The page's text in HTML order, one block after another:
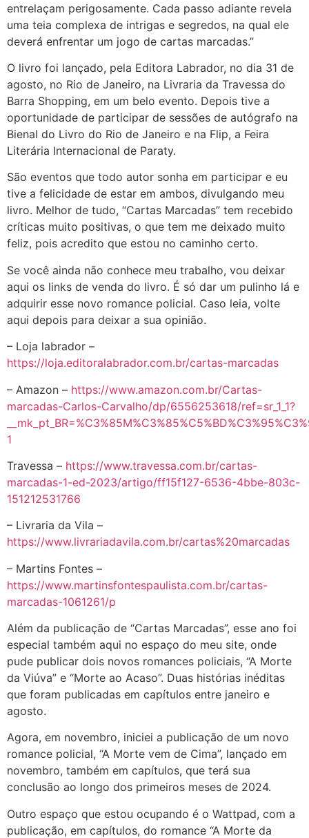
entrelaçam perigosamente. Cada passo adiante revela
uma teia complexa de intrigas e segredos, na qual ele
deverá enfrentar um jogo de cartas marcadas.”
O livro foi lançado, pela Editora Labrador, no dia 31 de
agosto, no Rio de Janeiro, na Livraria da Travessa do
Barra Shopping, em um belo evento. Depois tive a
oportunidade de participar de sessões de autógrafo na
Bienal do Livro do Rio de Janeiro e na Flip, a Feira
Literária Internacional de Paraty.
São eventos que todo autor sonha em participar e eu
tive a felicidade de estar em ambos, divulgando meu
livro. Melhor de tudo, “Cartas Marcadas” tem recebido
críticas muito positivas, o que tem me deixado muito
feliz, pois acredito que estou no caminho certo.
Se você ainda não conhece meu trabalho, vou deixar
aqui os links de venda do livro. É só dar um pulinho lá e
adquirir esse novo romance policial. Caso leia, volte
aqui depois para deixar a sua opinião.
– Loja labrador –
https://loja.editoralabrador.com.br/cartas-marcadas
– Amazon – https://www.amazon.com.br/Cartas-
marcadas-Carlos-Carvalho/dp/6556253618/ref=sr_1_1?
1
Travessa – https://www.travessa.com.br/cartas-
marcadas-1-ed-2023/artigo/ff15f127-6536-4bbe-803c-
151212531766
– Livraria da Vila –
https://www.livrariadavila.com.br/cartas%20marcadas
– Martins Fontes –
https://www.martinsfontespaulista.com.br/cartas-
marcadas-1061261/p
Além da publicação de “Cartas Marcadas”, esse ano foi
especial também aqui no espaço do meu site, onde
pude publicar dois novos romances policiais, “A Morte
da Viúva” e “Morte ao Acaso”. Duas histórias inéditas
que foram publicadas em capítulos entre janeiro e
agosto.
Agora, em novembro, iniciei a publicação de um novo
romance policial, “A Morte vem de Cima”, lançado em
novembro, também em capítulos, que terá sua
conclusão ao longo dos primeiros meses de 2024.
Outro espaço que estou ocupando é o Wattpad, com a
publicação, em capítulos, do romance “A Morte da